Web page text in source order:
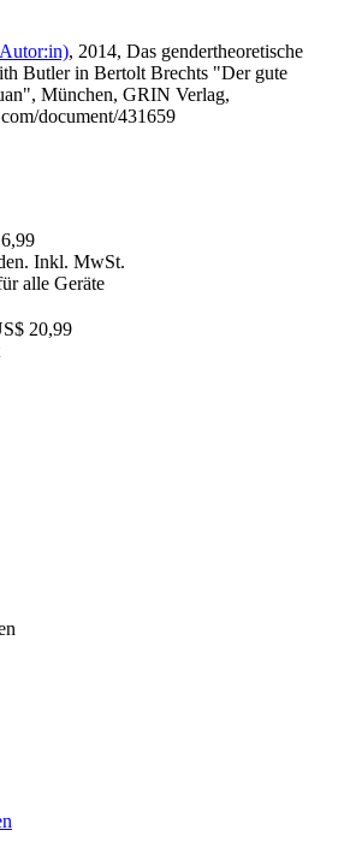
, 2014, Das gendertheoretische
Butler in Bertolt Brechts "Der gute
München, GRIN Verlag,
document/431659
Inkl. MwSt.
alle Geräte
20,99